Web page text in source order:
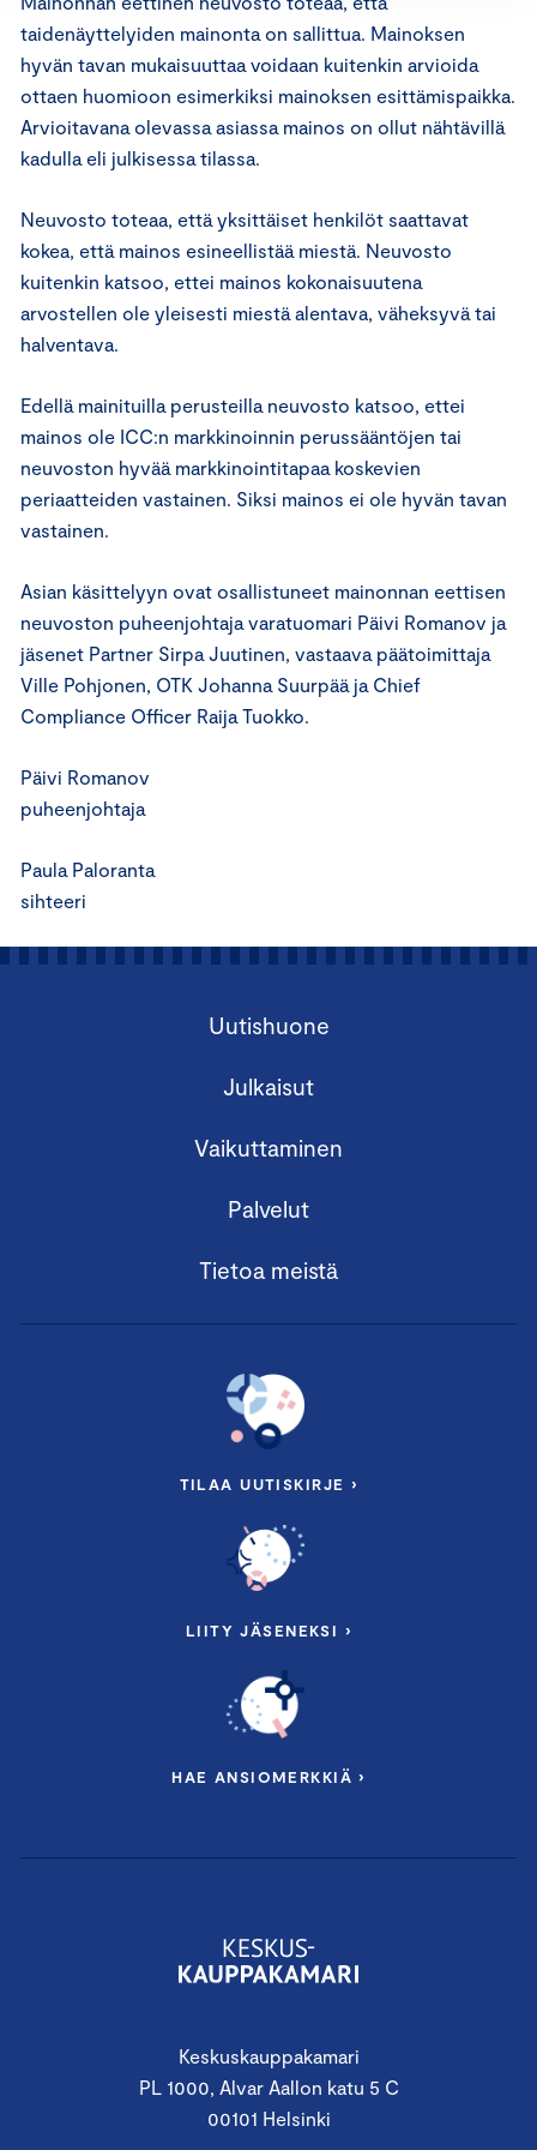
taidenäyttelyiden mainonta on sallittua. Mainoksen
hyvän tavan mukaisuuttaa voidaan kuitenkin arvioida
ottaen huomioon esimerkiksi mainoksen esittämispaikka.
Arvioitavana olevassa asiassa mainos on ollut nähtävillä
kadulla eli julkisessa tilassa.
Neuvosto toteaa, että yksittäiset henkilöt saattavat
kokea, että mainos esineellistää miestä. Neuvosto
kuitenkin katsoo, ettei mainos kokonaisuutena
arvostellen ole yleisesti miestä alentava, väheksyvä tai
halventava.
Edellä mainituilla perusteilla neuvosto katsoo, ettei
mainos ole ICC:n markkinoinnin perussääntöjen tai
neuvoston hyvää markkinointitapaa koskevien
periaatteiden vastainen. Siksi mainos ei ole hyvän tavan
vastainen.
Asian käsittelyyn ovat osallistuneet mainonnan eettisen
neuvoston puheenjohtaja varatuomari Päivi Romanov ja
jäsenet Partner Sirpa Juutinen, vastaava päätoimittaja
Ville Pohjonen, OTK Johanna Suurpää ja Chief
Compliance Officer Raija Tuokko.
Päivi Romanov
puheenjohtaja
Paula Paloranta
sihteeri
Keskuskauppakamari
PL 1000, Alvar Aallon katu 5 C
00101 Helsinki
Uutishuone
Julkaisut
Vaikuttaminen
Palvelut
Tietoa meistä
TILAA UUTISKIRJE ›
LIITY JÄSENEKSI ›
HAE ANSIOMERKKIÄ ›